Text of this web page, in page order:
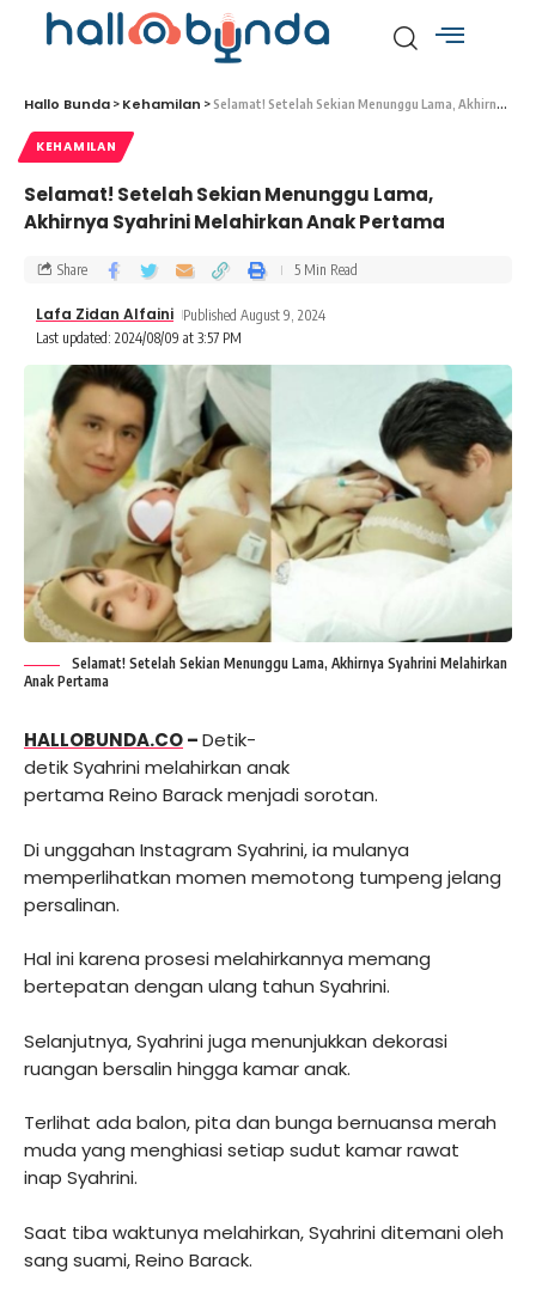
Hallo Bunda > Kehamilan >Selamat! Setelah Sekian Menunggu Lama, Akhirnya Syahrini Melahirkan Anak Pertama
KEHAMILAN
Selamat! Setelah Sekian Menunggu Lama,
Akhirnya Syahrini Melahirkan Anak Pertama
Last updated: 2024/08/09 at 3:57 PM
Lafa Zidan Alfaini Published August 9, 2024
Share 5 Min Read
Selamat! Setelah Sekian Menunggu Lama, Akhirnya Syahrini Melahirkan
Anak Pertama
HALLOBUNDA.CO–Detik-
detik Syahrini melahirkan anak
pertama Reino Barack menjadi sorotan.
Di unggahan Instagram Syahrini, ia mulanya
memperlihatkan momen memotong tumpeng jelang
persalinan.
Hal ini karena prosesi melahirkannya memang
bertepatan dengan ulang tahun Syahrini.
Selanjutnya, Syahrini juga menunjukkan dekorasi
ruangan bersalin hingga kamar anak.
Terlihat ada balon, pita dan bunga bernuansa merah
muda yang menghiasi setiap sudut kamar rawat
inap Syahrini.
Saat tiba waktunya melahirkan, Syahrini ditemani oleh
sang suami, Reino Barack.